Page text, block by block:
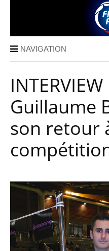
NAVIGATION
INTERVIEW
Guillaume
son retour